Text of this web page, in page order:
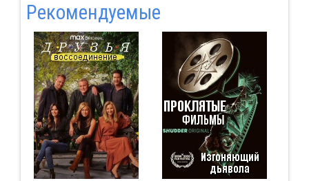
Pекомендуемые